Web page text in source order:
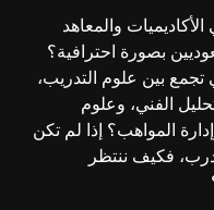
والمعاهد
بصورة احترافية؟
تجمع بين علوم التدريب،
الفني، وعلوم
المواهب؟ إذا لم تكن
فكيف ننتظر